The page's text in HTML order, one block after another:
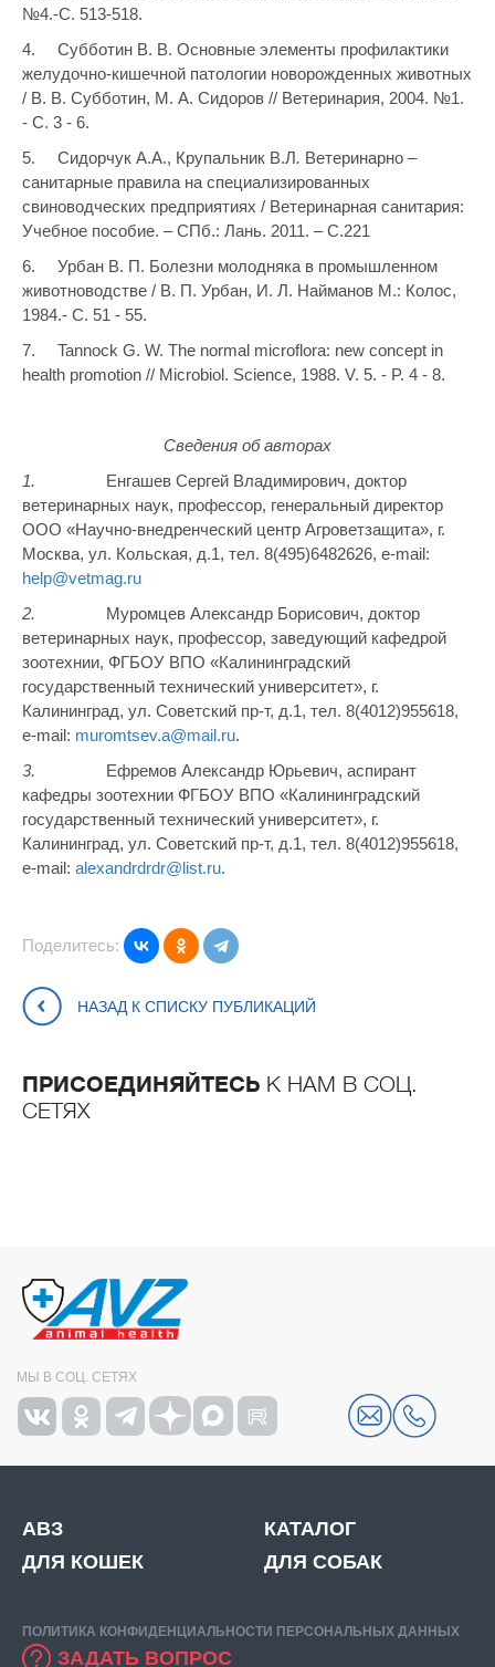
№4.-С. 513-518.
4. Субботин В. В. Основные элементы профилактики
желудочно-кишечной патологии новорожденных животных
/ В. В. Субботин, М. А. Сидоров // Ветеринария, 2004. №1.
- С. 3 - 6.
5. Сидорчук А.А., Крупальник В.Л. Ветеринарно –
санитарные правила на специализированных
свиноводческих предприятиях / Ветеринарная санитария:
Учебное пособие. – СПб.: Лань. 2011. – С.221
6. Урбан В. П. Болезни молодняка в промышленном
животноводстве / В. П. Урбан, И. Л. Найманов М.: Колос,
1984.- С. 51 - 55.
7. Tannock G. W. The normal microflora: new concept in
health promotion // Microbiol. Science, 1988. V. 5. - P. 4 - 8.
Сведения об авторах
1. Енгашев Сергей Владимирович, доктор
ветеринарных наук, профессор, генеральный директор
ООО «Научно-внедренческий центр Агроветзащита», г.
Москва, ул. Кольская, д.1, тел. 8(495)6482626, e-mail:
help@vetmag.ru
2. Муромцев Александр Борисович, доктор
ветеринарных наук, профессор, заведующий кафедрой
зоотехнии, ФГБОУ ВПО «Калининградский
государственный технический университет», г.
Калининград, ул. Советский пр-т, д.1, тел. 8(4012)955618,
e-mail: muromtsev.a@mail.ru.
3. Ефремов Александр Юрьевич, аспирант
кафедры зоотехнии ФГБОУ ВПО «Калининградский
государственный технический университет», г.
Калининград, ул. Советский пр-т, д.1, тел. 8(4012)955618,
e-mail: alexandrdrdr@list.ru.
Поделитесь:
НАЗАД К СПИСКУ ПУБЛИКАЦИЙ
ПРИСОЕДИНЯЙТЕСЬ К НАМ В СОЦ.
СЕТЯХ
МЫ В СОЦ. СЕТЯХ
АВЗ
КАТАЛОГ
ДЛЯ КОШЕК
ДЛЯ СОБАК
ПОЛИТИКА КОНФИДЕНЦИАЛЬНОСТИ ПЕРСОНАЛЬНЫХ ДАННЫХ
ЗАДАТЬ ВОПРОС